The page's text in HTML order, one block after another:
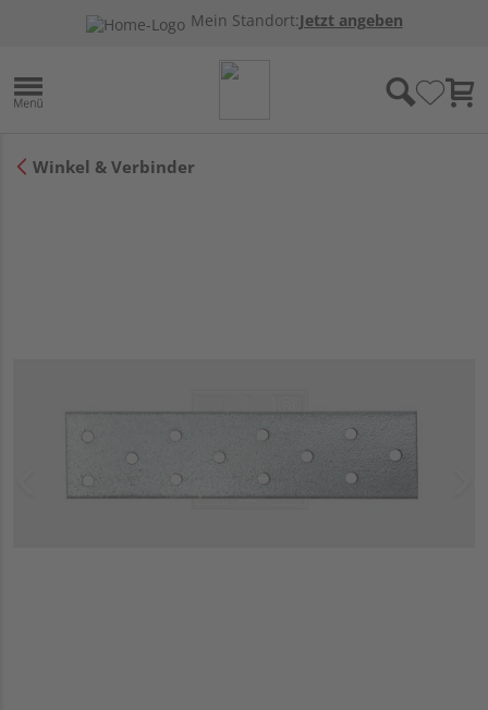
Mein Standort:Jetzt angeben
Winkel & Verbinder